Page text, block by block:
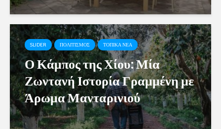
SLIDER ΠΟΛΙΤΙΣΜΟΣ ΤΟΠΙΚΑ ΝΕΑ
Ο Κάμπος της Χίου: Μία
Ζωντανή Ιστορία Γραμμένη με
Άρωμα Μανταρινιού